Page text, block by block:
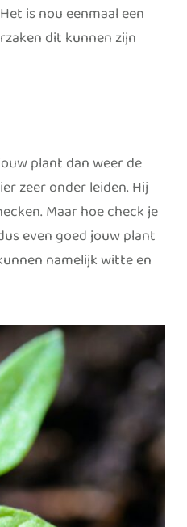
is nou eenmaal een
dit kunnen zijn
plant dan weer de
zeer onder leiden. Hij
Maar hoe check je
even goed jouw plant
namelijk witte en